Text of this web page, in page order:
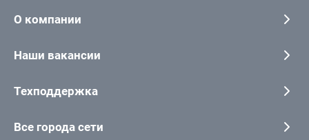
О компании
Наши вакансии
Техподдержка
Все города сети